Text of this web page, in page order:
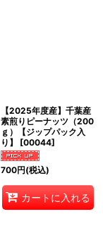
【2025年度産】千葉産
素煎りピーナッツ（200
ｇ）【ジップパック入
り】
[00044]
700円(税込)
カートに入れる